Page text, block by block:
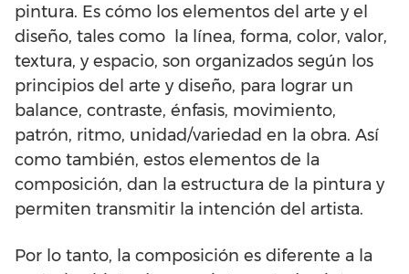
pintura. Es cómo los elementos del arte y el
diseño, tales como la línea, forma, color, valor,
textura, y espacio, son organizados según los
principios del arte y diseño, para lograr un
balance, contraste, énfasis, movimiento,
patrón, ritmo, unidad/variedad en la obra. Así
como también, estos elementos de la
composición, dan la estructura de la pintura y
permiten transmitir la intención del artista.
Por lo tanto, la composición es diferente a la